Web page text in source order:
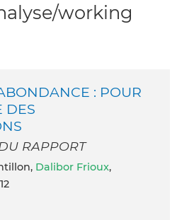
working
: POUR
DES
RAPPORT
Dalibor Frioux,